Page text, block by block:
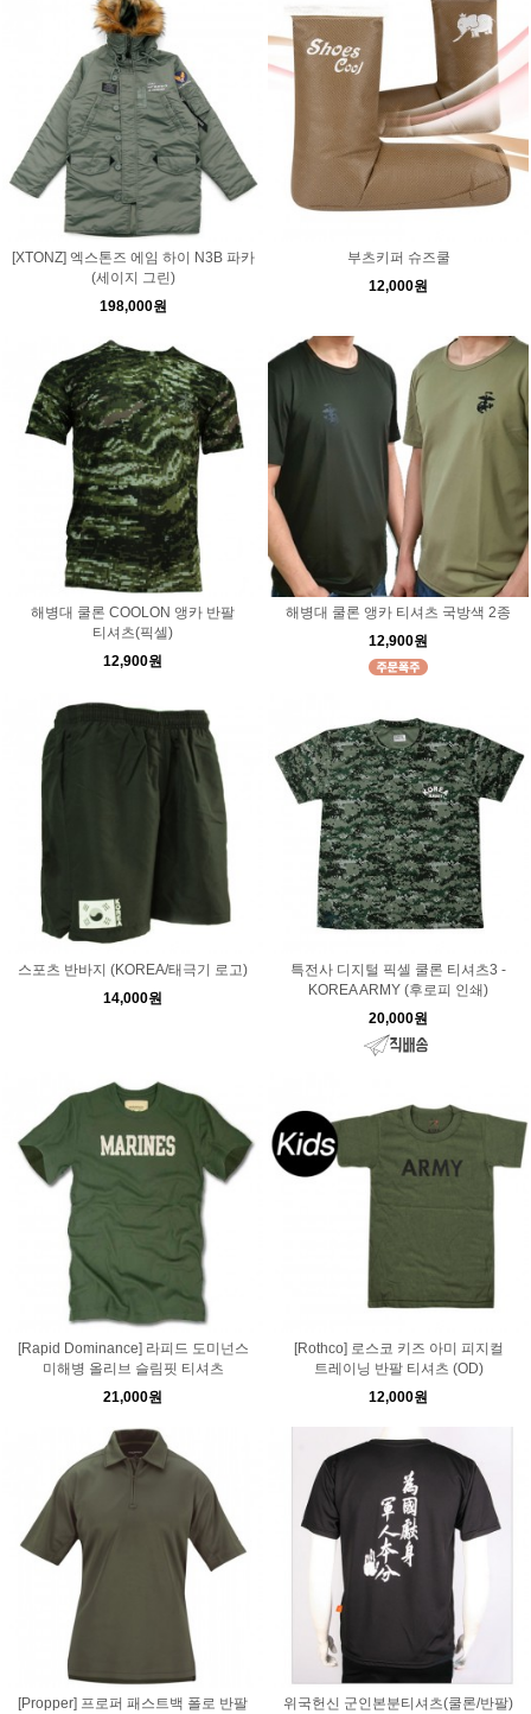
[XTONZ] 엑스톤즈 에임 하이 N3B 파카
(세이지 그린)
198,000원
부츠키퍼 슈즈쿨
12,000원
해병대 쿨론 COOLON 앵카 반팔
티셔츠(픽셀)
12,900원
해병대 쿨론 앵카 티셔츠 국방색 2종
12,900원
스포츠 반바지 (KOREA/태극기 로고)
14,000원
특전사 디지털 픽셀 쿨론 티셔츠3 -
KOREA ARMY (후로피 인쇄)
20,000원
[Rapid Dominance] 라피드 도미넌스
미해병 올리브 슬림핏 티셔츠
21,000원
[Rothco] 로스코 키즈 아미 피지컬
트레이닝 반팔 티셔츠 (OD)
12,000원
[Propper] 프로퍼 패스트백 폴로 반팔
위국헌신 군인본분티셔츠(쿨론/반팔)